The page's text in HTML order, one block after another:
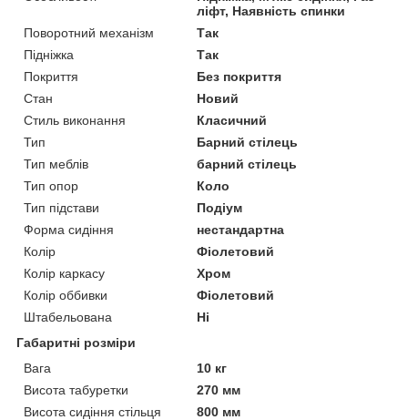
ліфт, Наявність спинки
Поворотний механізм
Так
Підніжка
Так
Покриття
Без покриття
Стан
Новий
Стиль виконання
Класичний
Тип
Барний стілець
Тип меблів
барний стілець
Тип опор
Коло
Тип підстави
Подіум
Форма сидіння
нестандартна
Колір
Фіолетовий
Колір каркасу
Хром
Колір оббивки
Фіолетовий
Штабельована
Ні
Габаритні розміри
Вага
10 кг
Висота табуретки
270 мм
Висота сидіння стільця
800 мм